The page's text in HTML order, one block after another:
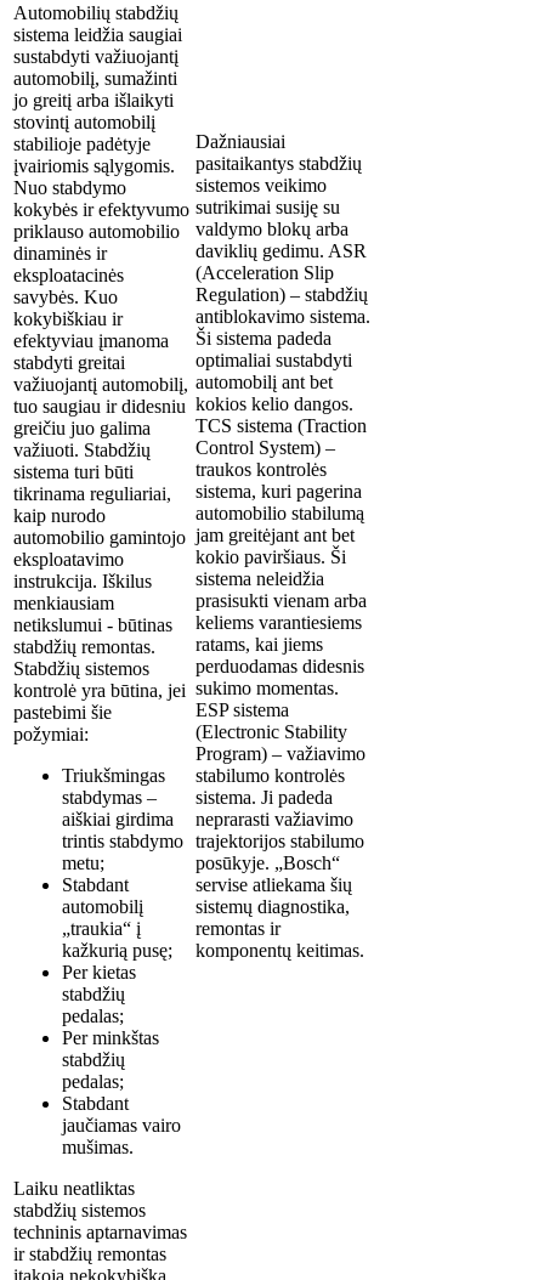
Automobilių stabdžių
sistema leidžia saugiai
sustabdyti važiuojantį
automobilį, sumažinti
jo greitį arba išlaikyti
stovintį automobilį
stabilioje padėtyje
įvairiomis sąlygomis.
Nuo stabdymo
kokybės ir efektyvumo
priklauso automobilio
dinaminės ir
eksploatacinės
savybės. Kuo
kokybiškiau ir
efektyviau įmanoma
stabdyti greitai
važiuojantį automobilį,
tuo saugiau ir didesniu
greičiu juo galima
važiuoti. Stabdžių
sistema turi būti
tikrinama reguliariai,
kaip nurodo
automobilio gamintojo
eksploatavimo
instrukcija. Iškilus
menkiausiam
netikslumui - būtinas
stabdžių remontas.
Stabdžių sistemos
kontrolė yra būtina, jei
pastebimi šie
požymiai:
Triukšmingas
stabdymas –
aiškiai girdima
trintis stabdymo
metu;
Stabdant
automobilį
„traukia“ į
kažkurią pusę;
Per kietas
stabdžių
pedalas;
Per minkštas
stabdžių
pedalas;
Stabdant
jaučiamas vairo
mušimas.
Laiku neatliktas
stabdžių sistemos
techninis aptarnavimas
ir stabdžių remontas
įtakoja nekokybišką
Dažniausiai
pasitaikantys stabdžių
sistemos veikimo
sutrikimai susiję su
valdymo blokų arba
daviklių gedimu. ASR
(Acceleration Slip
Regulation) – stabdžių
antiblokavimo sistema.
Ši sistema padeda
optimaliai sustabdyti
automobilį ant bet
kokios kelio dangos.
TCS sistema (Traction
Control System) –
traukos kontrolės
sistema, kuri pagerina
automobilio stabilumą
jam greitėjant ant bet
kokio paviršiaus. Ši
sistema neleidžia
prasisukti vienam arba
keliems varantiesiems
ratams, kai jiems
perduodamas didesnis
sukimo momentas.
ESP sistema
(Electronic Stability
Program) – važiavimo
stabilumo kontrolės
sistema. Ji padeda
neprarasti važiavimo
trajektorijos stabilumo
posūkyje. „Bosch“
servise atliekama šių
sistemų diagnostika,
remontas ir
komponentų keitimas.